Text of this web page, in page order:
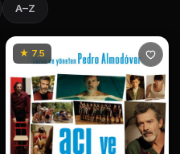
A–Z
★ 7.5